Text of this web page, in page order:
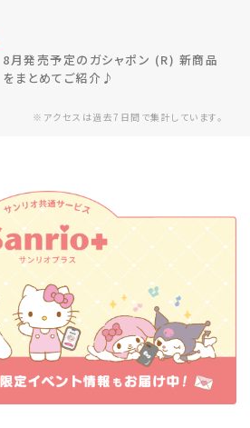
※アクセスは過去7日間で集計しています。
8月発売予定のガシャポン (R) 新商品
をまとめてご紹介♪